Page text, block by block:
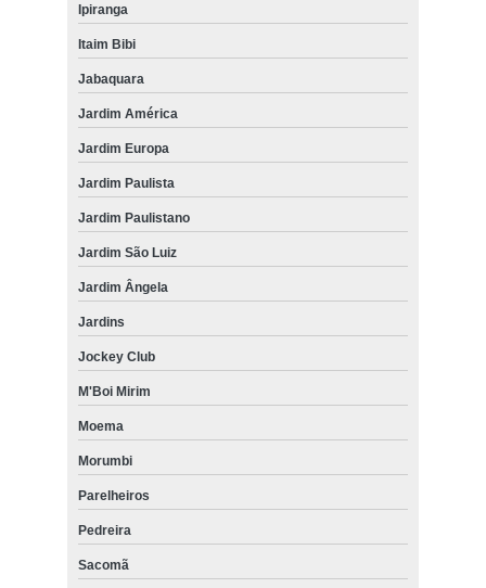
Ipiranga
Itaim Bibi
Jabaquara
Jardim América
Jardim Europa
Jardim Paulista
Jardim Paulistano
Jardim São Luiz
Jardim Ângela
Jardins
Jockey Club
M'Boi Mirim
Moema
Morumbi
Parelheiros
Pedreira
Sacomã